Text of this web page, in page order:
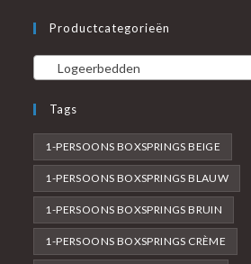
Productcategorieën
Logeerbedden
Tags
1-PERSOONS BOXSPRINGS BEIGE
1-PERSOONS BOXSPRINGS BLAUW
1-PERSOONS BOXSPRINGS BRUIN
1-PERSOONS BOXSPRINGS CRÈME